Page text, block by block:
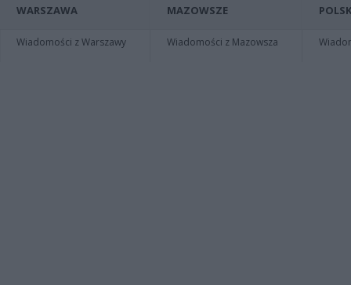
WARSZAWA
Wiadomości z Warszawy
MAZOWSZE
Wiadomości z Mazowsza